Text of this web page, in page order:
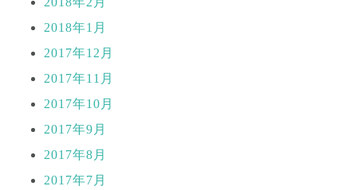
2018年1月
2017年12月
2017年11月
2017年10月
2017年9月
2017年8月
2017年7月